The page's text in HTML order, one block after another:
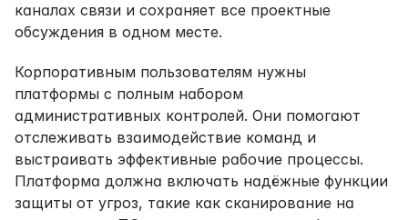
каналах связи и сохраняет все проектные
обсуждения в одном месте.
Корпоративным пользователям нужны
платформы с полным набором
административных контролей. Они помогают
отслеживать взаимодействие команд и
выстраивать эффективные рабочие процессы.
Платформа должна включать надёжные функции
защиты от угроз, такие как сканирование на